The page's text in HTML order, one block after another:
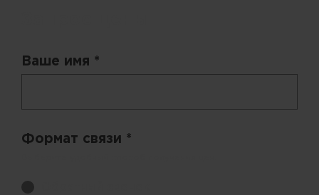
Ваше имя *
Формат связи *